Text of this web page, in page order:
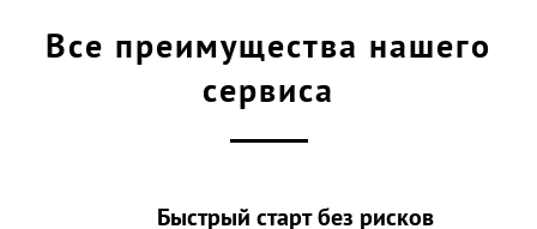
Все преимущества нашего
сервиса
Быстрый старт без рисков